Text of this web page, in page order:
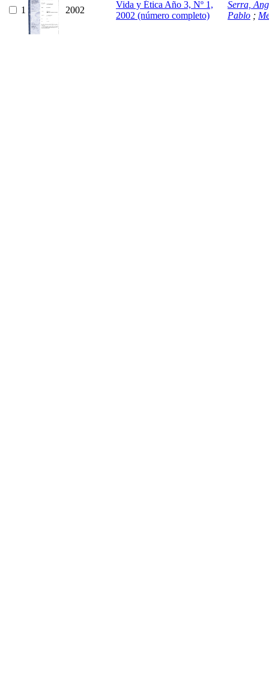
1 2002
Vida y Ética Año 3, Nº 1,
2002 (número completo)
Serra,
Pablo ;